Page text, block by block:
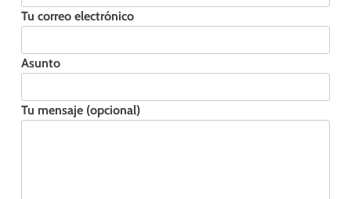
Tu correo electrónico
Asunto
Tu mensaje (opcional)